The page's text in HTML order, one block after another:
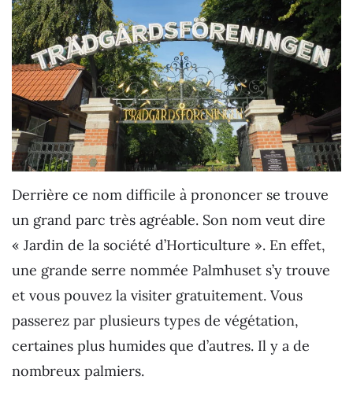
Derrière ce nom difficile à prononcer se trouve
un grand parc très agréable. Son nom veut dire
« Jardin de la société d’Horticulture ». En effet,
une grande serre nommée Palmhuset s’y trouve
et vous pouvez la visiter gratuitement. Vous
passerez par plusieurs types de végétation,
certaines plus humides que d’autres. Il y a de
nombreux palmiers.